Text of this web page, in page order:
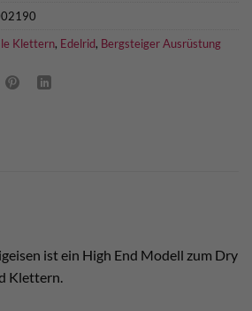
Klettern, Edelrid, Bergsteiger Ausrüstung
ist ein High End Modell zum Dry
Klettern.